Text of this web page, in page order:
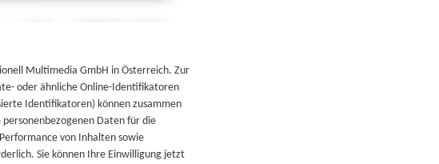
Multimedia GmbH in Österreich. Zur
oder ähnliche Online-Identifikatoren
Identifikatoren) können zusammen
Daten für die
von Inhalten sowie
Sie können Ihre Einwilligung jetzt